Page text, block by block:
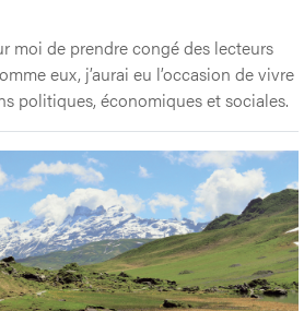
moi de prendre congé des lecteurs
eux, j’aurai eu l’occasion de vivre
politiques, économiques et sociales.